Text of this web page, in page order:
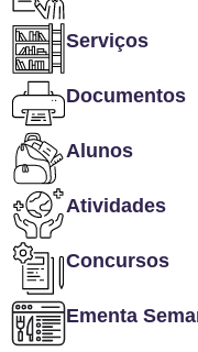
Serviços
Documentos
Alunos
Atividades
Concursos
Ementa